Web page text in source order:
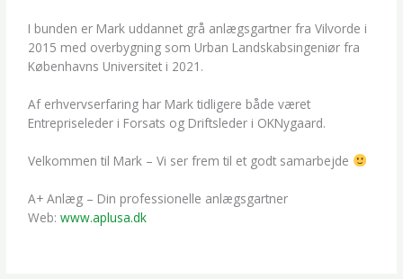
I bunden er Mark uddannet grå anlægsgartner fra Vilvorde i
2015 med overbygning som Urban Landskabsingeniør fra
Københavns Universitet i 2021.
Af erhvervserfaring har Mark tidligere både været
Entrepriseleder i Forsats og Driftsleder i OKNygaard.
Velkommen til Mark – Vi ser frem til et godt samarbejde
A+ Anlæg – Din professionelle anlægsgartner
Web:www.aplusa.dk